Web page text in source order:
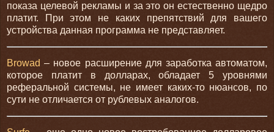
показа целевой рекламы и за это он естественно щедро
платит. При этом не каких препятствий для вашего
устройства данная программа не представляет.
Browad – новое расширение для заработка автоматом,
которое платит в долларах, обладает 5 уровнями
реферальной системы, не имеет каких-то нюансов, по
сути не отличается от рублевых аналогов.